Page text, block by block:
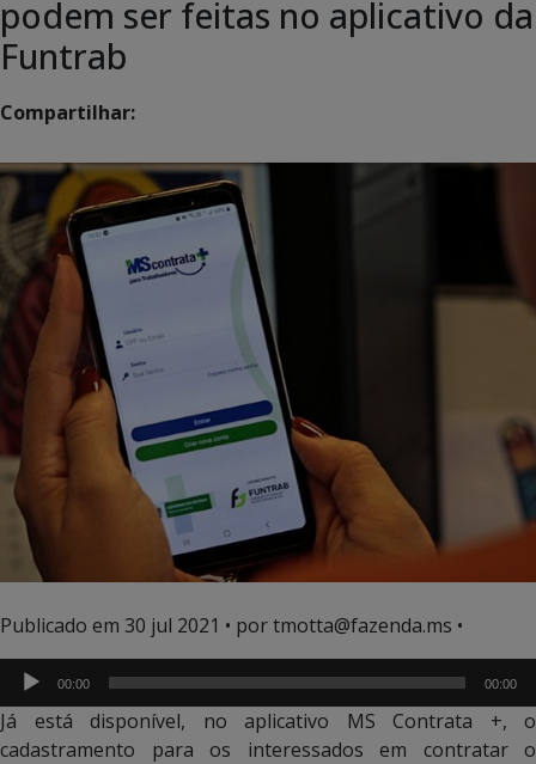
podem ser feitas no aplicativo da
Funtrab
Compartilhar:
Publicado em 30 jul 2021 • por tmotta@fazenda.ms •
de
áudio
00:00 00:00
Já está disponível, no aplicativo MS Contrata +, o
cadastramento para os interessados em contratar o